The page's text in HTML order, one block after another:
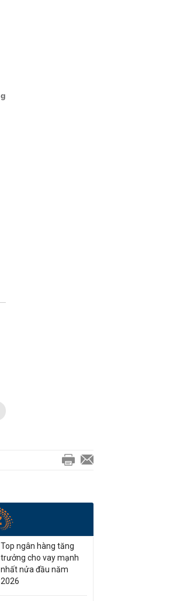
Top ngân hàng tăng
trưởng cho vay mạnh
nhất nửa đầu năm
2026